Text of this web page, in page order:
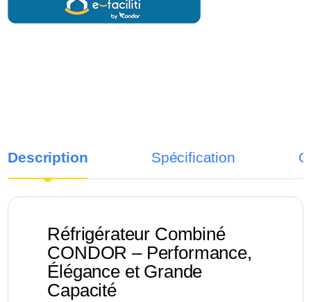
Description Spécification
Réfrigérateur Combiné
CONDOR – Performance,
Élégance et Grande
Capacité